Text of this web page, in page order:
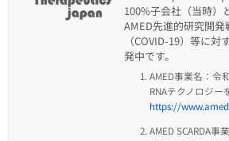
100%子会社（当時）
AMED先進的研究開発
（COVID-19）等に
発中です。
AMED事業名：令
RNAテクノロジー
https://
AMED SCARDA